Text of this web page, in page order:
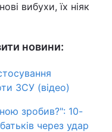
вибухи, їх ніяк
новини:
ЗСУ (відео)
зробив?": 10-
через удар